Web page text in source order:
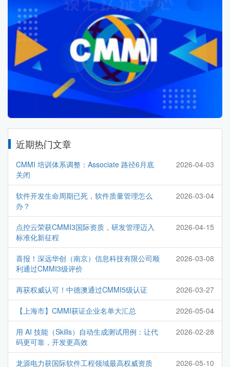
近期热门文章
CMMI 培训体系调整：Associate 路径6月底
关闭
2026-04-03
软件开发生命周期已死，软件质量管理怎么
办？
2026-03-04
点控云荣获CMMI3国际资质，研发管理迈入
标准化新征程
2026-04-15
喜报！深远华创（南京）信息科技有限公司顺
利通过CMMI3级评价
2026-03-08
再获权威认可！中德澳通过CMMI5级认证 2026-03-27
【上海市】CMMI获证企业名单大汇总 2026-05-04
用 AI 技能（Skills）自动生成测试用例：让代
码更可靠，开发更高效
2026-02-28
龙源电力获国际软件工程领域最高权威资质 2026-05-10